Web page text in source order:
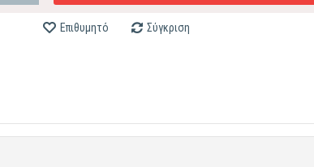
Επιθυμητό Σύγκριση